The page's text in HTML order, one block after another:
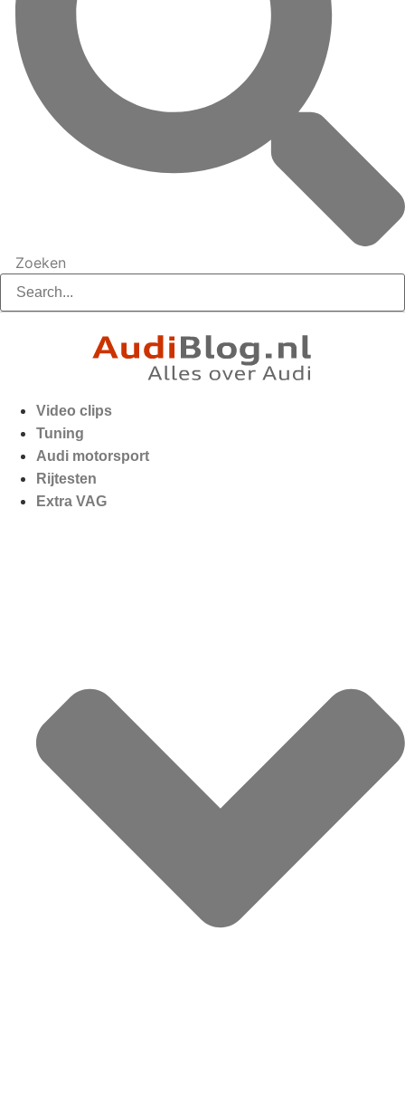
Zoeken
Video clips
Tuning
Audi motorsport
Rijtesten
Extra VAG